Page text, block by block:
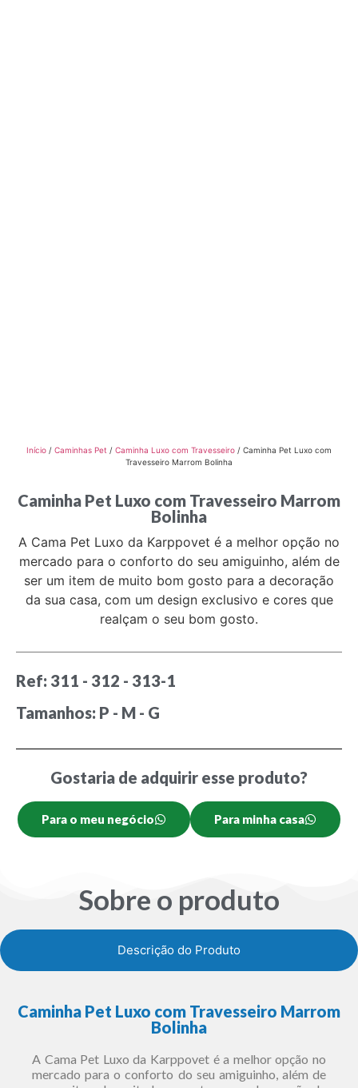
Início / Caminhas Pet / Caminha Luxo com Travesseiro / Caminha Pet Luxo com
Travesseiro Marrom Bolinha
Caminha Pet Luxo com Travesseiro Marrom
Bolinha
A Cama Pet Luxo da Karppovet é a melhor opção no
mercado para o conforto do seu amiguinho, além de
ser um item de muito bom gosto para a decoração
da sua casa, com um design exclusivo e cores que
realçam o seu bom gosto.
Ref: 311 - 312 - 313-1
Tamanhos: P - M - G
Gostaria de adquirir esse produto?
Para o meu negócio Para minha casa
Sobre o produto
Descrição do Produto
Caminha Pet Luxo com Travesseiro Marrom
Bolinha
A Cama Pet Luxo da Karppovet é a melhor opção no
mercado para o conforto do seu amiguinho, além de